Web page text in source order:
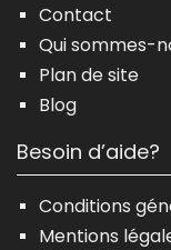
Contact
Qui sommes-
Plan de site
Blog
Besoin d’aide?
Conditions
Mentions